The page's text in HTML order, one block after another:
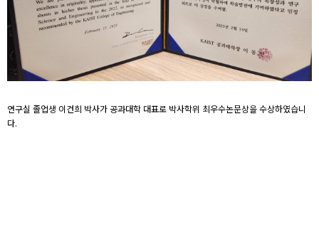
연구실 졸업생 이건희 박사가 공과대학 대표로 박사학위 최우수논문상을 수상하였습니
다.